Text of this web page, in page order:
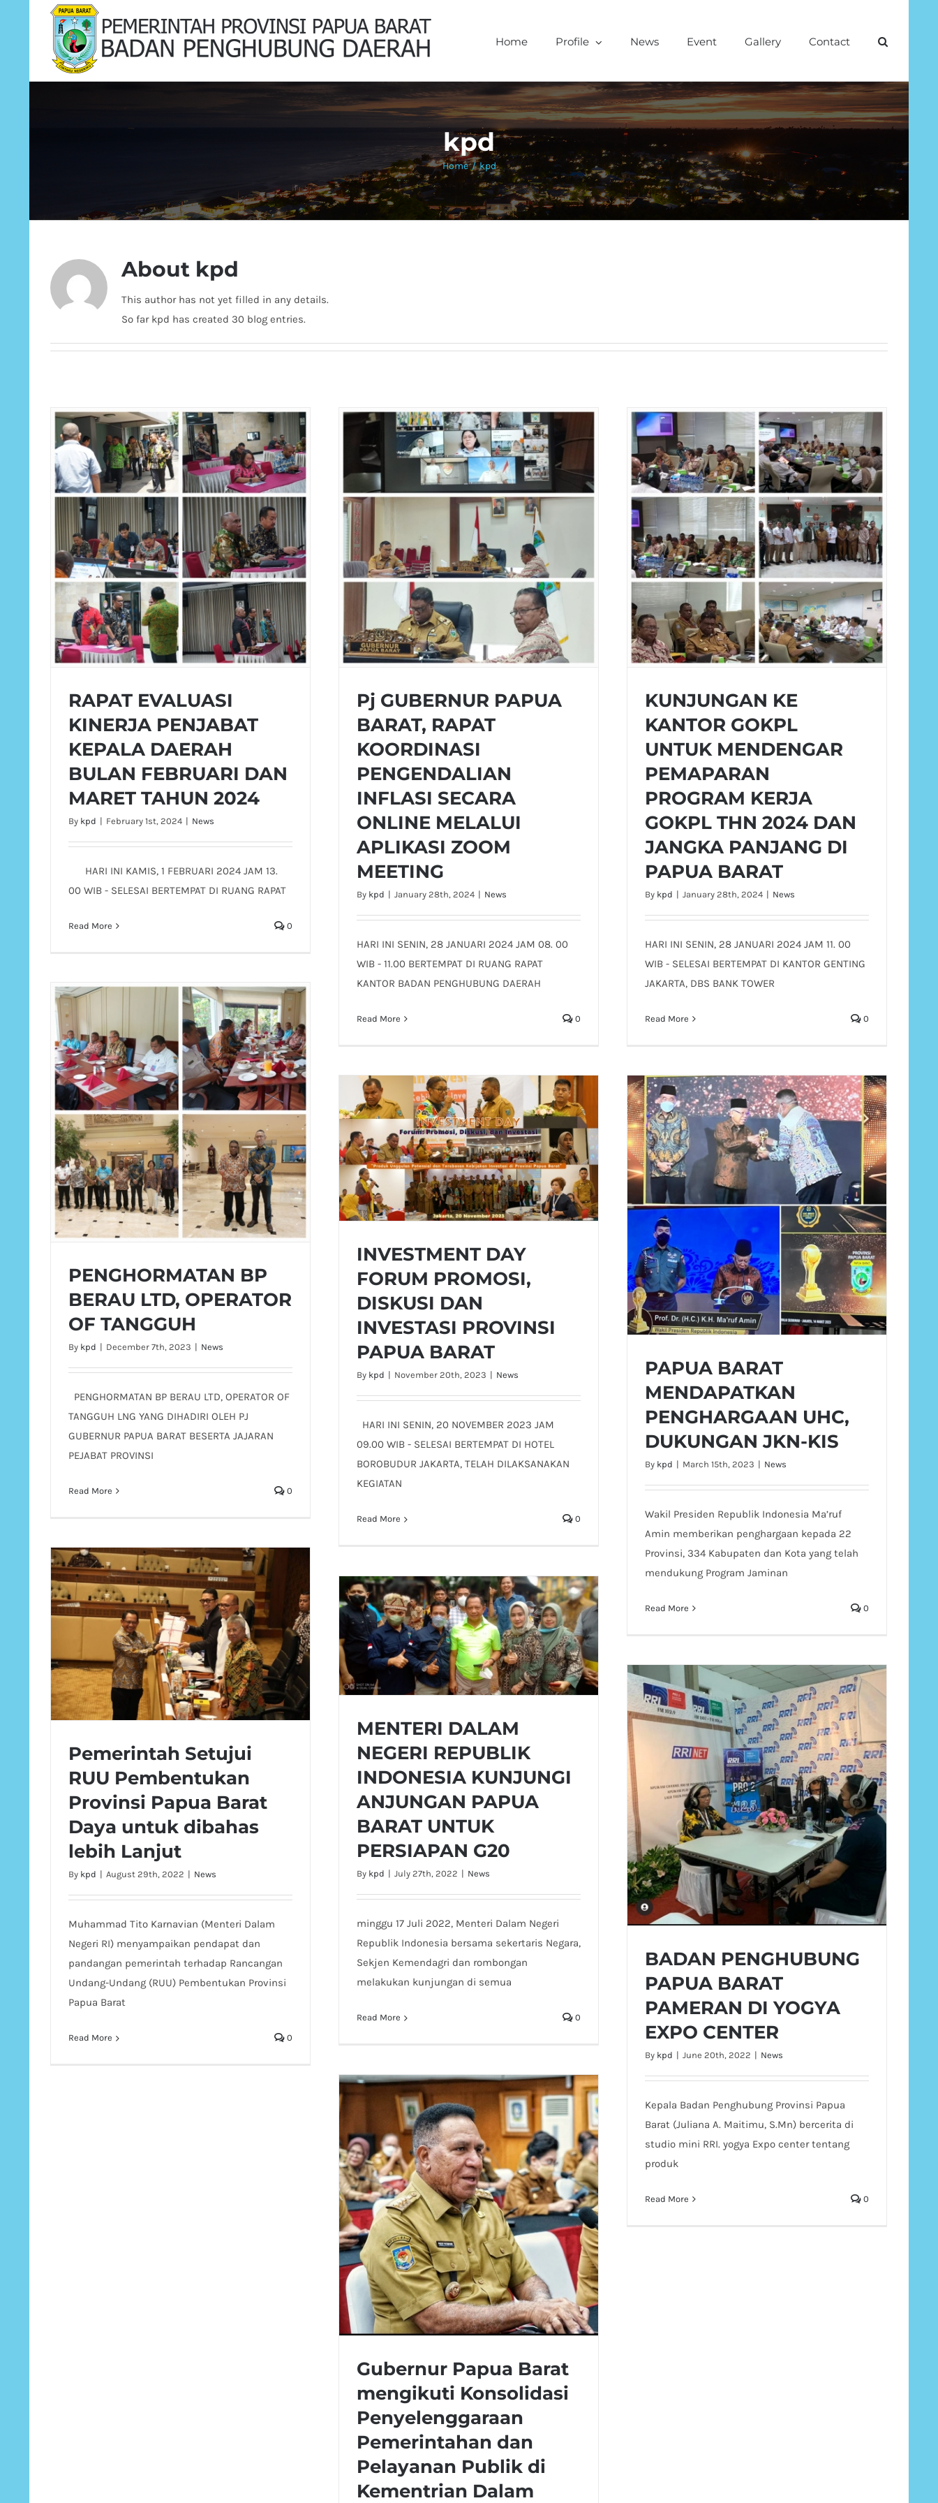
Home Profile News Event Gallery Contact
kpd
Home / kpd
About kpd
This author has not yet filled in any details.
So far kpd has created 30 blog entries.
RAPAT EVALUASI
KINERJA PENJABAT
KEPALA DAERAH
BULAN FEBRUARI DAN
MARET TAHUN 2024
By kpd | February 1st, 2024 | News
HARI INI KAMIS, 1 FEBRUARI 2024 JAM 13.
00 WIB - SELESAI BERTEMPAT DI RUANG RAPAT
Read More 0
Pj GUBERNUR PAPUA
BARAT, RAPAT
KOORDINASI
PENGENDALIAN
INFLASI SECARA
ONLINE MELALUI
APLIKASI ZOOM
MEETING
By kpd | January 28th, 2024 | News
HARI INI SENIN, 28 JANUARI 2024 JAM 08. 00
WIB - 11.00 BERTEMPAT DI RUANG RAPAT
KANTOR BADAN PENGHUBUNG DAERAH
Read More 0
KUNJUNGAN KE
KANTOR GOKPL
UNTUK MENDENGAR
PEMAPARAN
PROGRAM KERJA
GOKPL THN 2024 DAN
JANGKA PANJANG DI
PAPUA BARAT
By kpd | January 28th, 2024 | News
HARI INI SENIN, 28 JANUARI 2024 JAM 11. 00
WIB - SELESAI BERTEMPAT DI KANTOR GENTING
JAKARTA, DBS BANK TOWER
Read More 0
PENGHORMATAN BP
BERAU LTD, OPERATOR
OF TANGGUH
By kpd | December 7th, 2023 | News
PENGHORMATAN BP BERAU LTD, OPERATOR OF
TANGGUH LNG YANG DIHADIRI OLEH PJ
GUBERNUR PAPUA BARAT BESERTA JAJARAN
PEJABAT PROVINSI
Read More 0
INVESTMENT DAY
FORUM PROMOSI,
DISKUSI DAN
INVESTASI PROVINSI
PAPUA BARAT
By kpd | November 20th, 2023 | News
HARI INI SENIN, 20 NOVEMBER 2023 JAM
09.00 WIB - SELESAI BERTEMPAT DI HOTEL
BOROBUDUR JAKARTA, TELAH DILAKSANAKAN
KEGIATAN
Read More 0
PAPUA BARAT
MENDAPATKAN
PENGHARGAAN UHC,
DUKUNGAN JKN-KIS
By kpd | March 15th, 2023 | News
Wakil Presiden Republik Indonesia Ma’ruf
Amin memberikan penghargaan kepada 22
Provinsi, 334 Kabupaten dan Kota yang telah
mendukung Program Jaminan
Read More 0
Pemerintah Setujui
RUU Pembentukan
Provinsi Papua Barat
Daya untuk dibahas
lebih Lanjut
By kpd | August 29th, 2022 | News
Muhammad Tito Karnavian (Menteri Dalam
Negeri RI) menyampaikan pendapat dan
pandangan pemerintah terhadap Rancangan
Undang-Undang (RUU) Pembentukan Provinsi
Papua Barat
Read More 0
MENTERI DALAM
NEGERI REPUBLIK
INDONESIA KUNJUNGI
ANJUNGAN PAPUA
BARAT UNTUK
PERSIAPAN G20
By kpd | July 27th, 2022 | News
minggu 17 Juli 2022, Menteri Dalam Negeri
Republik Indonesia bersama sekertaris Negara,
Sekjen Kemendagri dan rombongan
melakukan kunjungan di semua
Read More 0
BADAN PENGHUBUNG
PAPUA BARAT
PAMERAN DI YOGYA
EXPO CENTER
By kpd | June 20th, 2022 | News
Kepala Badan Penghubung Provinsi Papua
Barat (Juliana A. Maitimu, S.Mn) bercerita di
studio mini RRI. yogya Expo center tentang
produk
Read More 0
Gubernur Papua Barat
mengikuti Konsolidasi
Penyelenggaraan
Pemerintahan dan
Pelayanan Publik di
Kementrian Dalam